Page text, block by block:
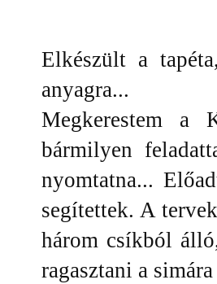
Elkészült a
anyagra...
Megkerestem a
bármilyen
nyomtatna...
segítettek. A
három csíkból
ragasztani a